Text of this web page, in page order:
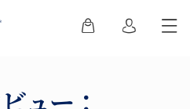
ュー：